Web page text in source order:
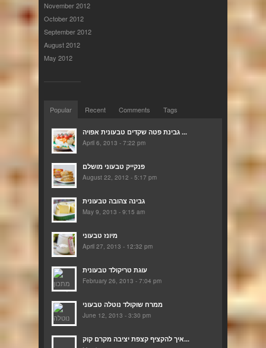
November 2012
October 2012
September 2012
August 2012
May 2012
Popular Recent Comments Tags
גבינת פטה שקדים טבעונית אפויה ...
April 6, 2013 - 7:22 pm
פנקייק טבעוני מושלם
August 22, 2012 - 5:17 pm
גבינה צהובה טבעונית
May 9, 2013 - 9:15 am
מיונז טבעוני
April 27, 2013 - 12:32 pm
עוגת טריקולד טבעונית
February 26, 2013 - 7:04 pm
ממרח שוקולד נוטלה טבעוני
June 12, 2013 - 3:30 pm
איך להקציף קצפת יציבה מקרם קוק...